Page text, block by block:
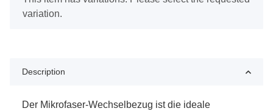
variation.
Description
Der Mikrofaser-Wechselbezug ist die ideale